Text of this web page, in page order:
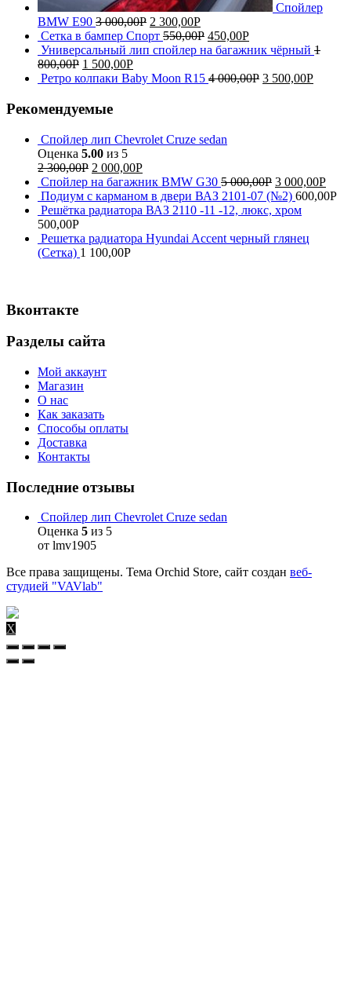
Спойлер
BMW E90 3 000,00Р 2 300,00Р
Сетка в бампер Спорт 550,00Р 450,00Р
Универсальный лип спойлер на багажник чёрный 1
800,00Р 1 500,00Р
Ретро колпаки Baby Moon R15 4 000,00Р 3 500,00Р
Рекомендуемые
Спойлер лип Chevrolet Cruze sedan
Оценка 5.00 из 5
2 300,00Р 2 000,00Р
Спойлер на багажник BMW G30 5 000,00Р 3 000,00Р
Подиум с карманом в двери ВАЗ 2101-07 (№2) 600,00Р
Решётка радиатора ВАЗ 2110 -11 -12, люкс, хром
500,00Р
Решетка радиатора Hyundai Accent черный глянец
(Сетка) 1 100,00Р
Вконтакте
Разделы сайта
Мой аккаунт
Магазин
О нас
Как заказать
Способы оплаты
Доставка
Контакты
Последние отзывы
Спойлер лип Chevrolet Cruze sedan
Оценка 5 из 5
от lmv1905
Все права защищены. Тема Orchid Store, сайт создан веб-
студией "VAVlab"
X